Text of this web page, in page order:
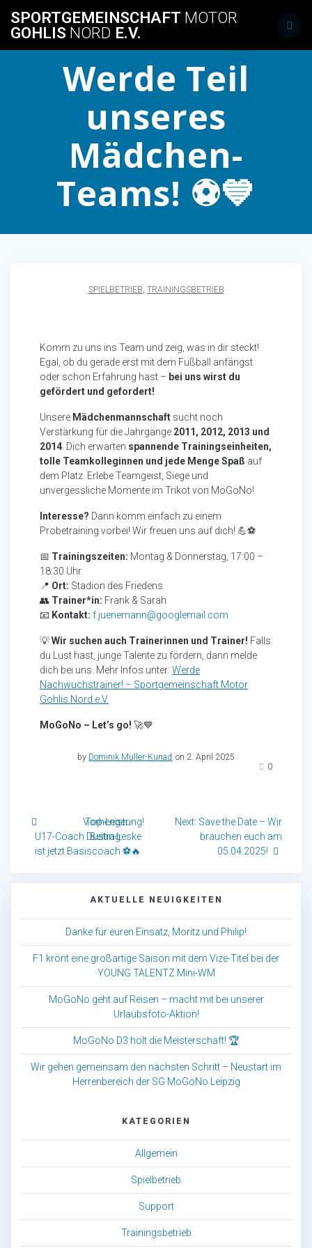
to
SPORTGEMEINSCHAFT MOTOR
GOHLIS NORD E.V.
Werde Teil
unseres
Mädchen-
Teams! ⚽💙
SPIELBETRIEB, TRAININGSBETRIEB
Komm zu uns ins Team und zeig, was in dir steckt!
Egal, ob du gerade erst mit dem Fußball anfängst
oder schon Erfahrung hast – bei uns wirst du
gefördert und gefordert!
Unsere Mädchenmannschaft sucht noch
Verstärkung für die Jahrgänge 2011, 2012, 2013 und
2014. Dich erwarten spannende Trainingseinheiten,
tolle Teamkolleginnen und jede Menge Spaß auf
dem Platz. Erlebe Teamgeist, Siege und
unvergessliche Momente im Trikot von MoGoNo!
Interesse? Dann komm einfach zu einem
Probetraining vorbei! Wir freuen uns auf dich! 💪⚽
📅 Trainingszeiten: Montag & Donnerstag, 17:00 –
18:30 Uhr
📍 Ort: Stadion des Friedens
👥 Trainer*in: Frank & Sarah
📧 Kontakt: f.juenemann@googlemail.com
💡Wir suchen auch Trainerinnen und Trainer! Falls
du Lust hast, junge Talente zu fördern, dann melde
dich bei uns. Mehr Infos unter: Werde
Nachwuchstrainer! – Sportgemeinschaft Motor
Gohlis Nord e.V.
MoGoNo – Let’s go! 🚀💙
by Dominik Müller-Kunad on 2. April 2025
0
Beitragsnavigation
Previous
post:
Top-Leistung!
U17-Coach Dustin Leske
ist jetzt Basiscoach ⚽🔥
Next: Next
post:
Save the Date – Wir
brauchen euch am
05.04.2025!
AKTUELLE NEUIGKEITEN
Danke für euren Einsatz, Moritz und Philip!
F1 krönt eine großartige Saison mit dem Vize-Titel bei der
YOUNG TALENTZ Mini-WM
MoGoNo geht auf Reisen – macht mit bei unserer
Urlaubsfoto-Aktion!
MoGoNo D3 holt die Meisterschaft! 🏆
Wir gehen gemeinsam den nächsten Schritt – Neustart im
Herrenbereich der SG MoGoNo Leipzig
KATEGORIEN
Allgemein
Spielbetrieb
Support
Trainingsbetrieb